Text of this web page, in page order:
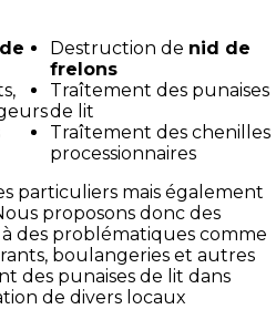
Destruction de nid de
frelons
Traîtement des punaises
de lit
Traîtement des chenilles
processionnaires
particuliers mais également
proposons donc des
des problématiques comme
boulangeries et autres
des punaises de lit dans
de divers locaux